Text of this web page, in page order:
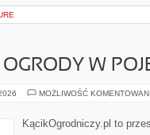
W
MOŻLIWOŚĆ
KącikOgrodniczy.pl to